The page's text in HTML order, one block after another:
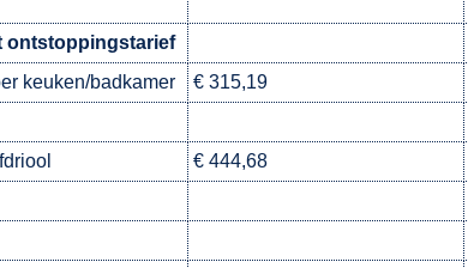
ontstoppingstarief
keuken/badkamer
€ 315,19
€ 444,68